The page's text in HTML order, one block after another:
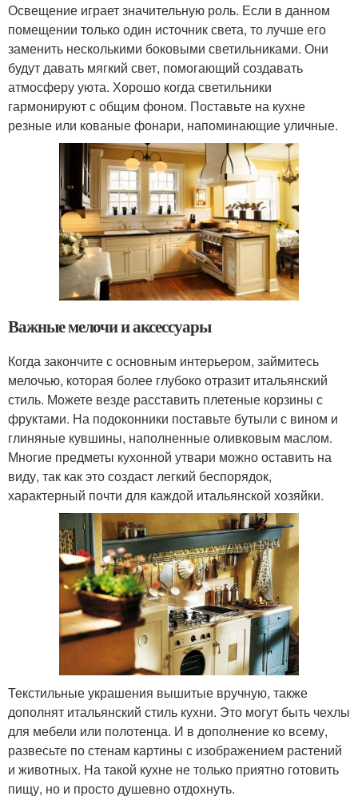
Освещение играет значительную роль. Если в данном
помещении только один источник света, то лучше его
заменить несколькими боковыми светильниками. Они
будут давать мягкий свет, помогающий создавать
атмосферу уюта. Хорошо когда светильники
гармонируют с общим фоном. Поставьте на кухне
резные или кованые фонари, напоминающие уличные.
Важные мелочи и аксессуары
Когда закончите с основным интерьером, займитесь
мелочью, которая более глубоко отразит итальянский
стиль. Можете везде расставить плетеные корзины с
фруктами. На подоконники поставьте бутыли с вином и
глиняные кувшины, наполненные оливковым маслом.
Многие предметы кухонной утвари можно оставить на
виду, так как это создаст легкий беспорядок,
характерный почти для каждой итальянской хозяйки.
Текстильные украшения вышитые вручную, также
дополнят итальянский стиль кухни. Это могут быть чехлы
для мебели или полотенца. И в дополнение ко всему,
развесьте по стенам картины с изображением растений
и животных. На такой кухне не только приятно готовить
пищу, но и просто душевно отдохнуть.